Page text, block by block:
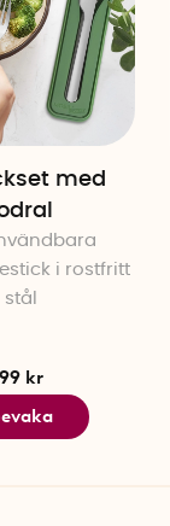
med
i rostfritt
stål
99 kr